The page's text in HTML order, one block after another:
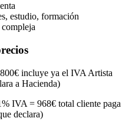
estudio, formación
incluye ya el IVA Artista
a Hacienda)
IVA = 968€ total cliente paga
declara)